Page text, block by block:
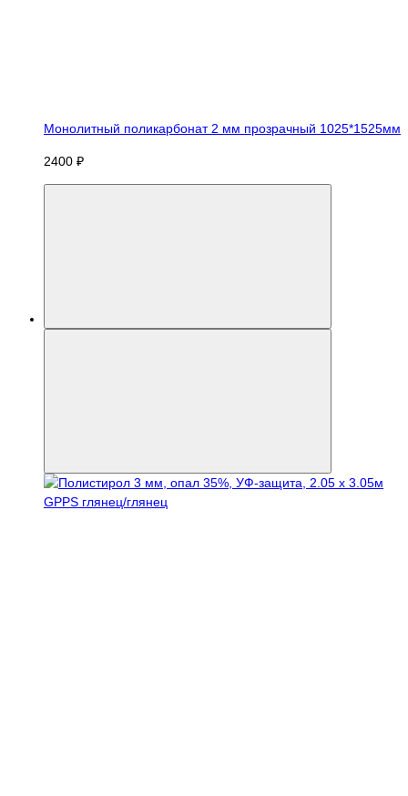
Монолитный поликарбонат 2 мм прозрачный 1025*1525мм
2400 ₽